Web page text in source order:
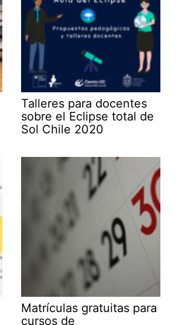
Talleres para docentes
sobre el Eclipse total de
Sol Chile 2020
Matrículas gratuitas para
cursos de